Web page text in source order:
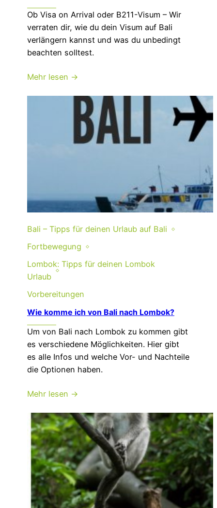
Ob Visa on Arrival oder B211-Visum – Wir
verraten dir, wie du dein Visum auf Bali
verlängern kannst und was du unbedingt
beachten solltest.
Mehr lesen →
Bali – Tipps für deinen Urlaub auf Bali
Fortbewegung
Lombok: Tipps für deinen Lombok
Urlaub
Vorbereitungen
Wie komme ich von Bali nach Lombok?
Um von Bali nach Lombok zu kommen gibt
es verschiedene Möglichkeiten. Hier gibt
es alle Infos und welche Vor- und Nachteile
die Optionen haben.
Mehr lesen →